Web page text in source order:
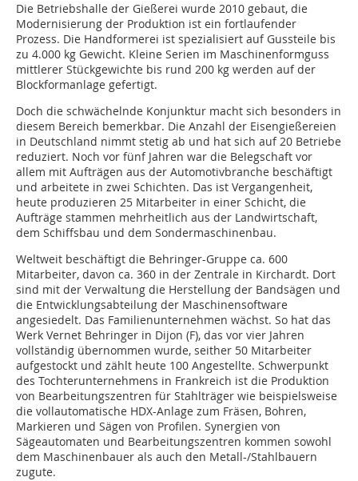
Die Betriebshalle der Gießerei wurde 2010 gebaut, die
Modernisierung der Produktion ist ein fortlaufender
Prozess. Die Handformerei ist spezialisiert auf Gussteile bis
zu 4.000 kg Gewicht. Kleine Serien im Maschinenformguss
mittlerer Stückgewichte bis rund 200 kg werden auf der
Blockformanlage gefertigt.
Doch die schwächelnde Konjunktur macht sich besonders in
diesem Bereich bemerkbar. Die Anzahl der Eisengießereien
in Deutschland nimmt stetig ab und hat sich auf 20 Betriebe
reduziert. Noch vor fünf Jahren war die Belegschaft vor
allem mit Aufträgen aus der Automotivbranche beschäftigt
und arbeitete in zwei Schichten. Das ist Vergangenheit,
heute produzieren 25 Mitarbeiter in einer Schicht, die
Aufträge stammen mehrheitlich aus der Landwirtschaft,
dem Schiffsbau und dem Sondermaschinenbau.
Weltweit beschäftigt die Behringer-Gruppe ca. 600
Mitarbeiter, davon ca. 360 in der Zentrale in Kirchardt. Dort
sind mit der Verwaltung die Herstellung der Bandsägen und
die Entwicklungsabteilung der Maschinensoftware
angesiedelt. Das Familienunternehmen wächst. So hat das
Werk Vernet Behringer in Dijon (F), das vor vier Jahren
vollständig übernommen wurde, seither 50 Mitarbeiter
aufgestockt und zählt heute 100 Angestellte. Schwerpunkt
des Tochterunternehmens in Frankreich ist die Produktion
von Bearbeitungszentren für Stahlträger wie beispielsweise
die vollautomatische HDX-Anlage zum Fräsen, Bohren,
Markieren und Sägen von Profilen. Synergien von
Sägeautomaten und Bearbeitungszentren kommen sowohl
dem Maschinenbauer als auch den Metall-/Stahlbauern
zugute.